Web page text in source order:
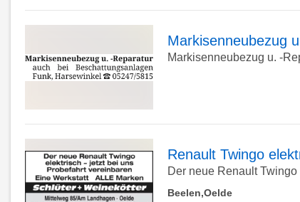
Detailseite
Detailseite
Markisenneubezug
Markisenneubezug u. -
Renault Twingo
Der neue Renault
Beelen,Oelde